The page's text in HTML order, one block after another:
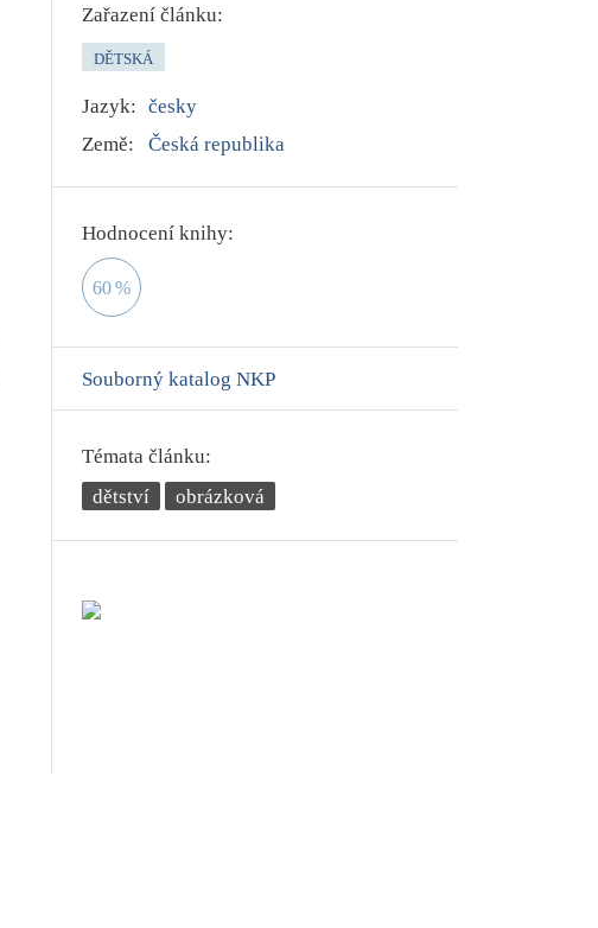
Zařazení článku:
DĚTSKÁ
Jazyk: česky
Země:
Česká republika
Hodnocení knihy:
60 %
Souborný katalog NKP
Témata článku:
dětství
obrázková